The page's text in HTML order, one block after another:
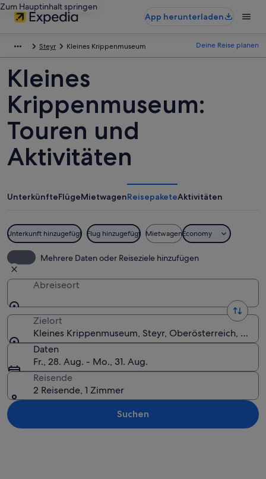
Zum Hauptinhalt springen
App herunterladen
Steyr Kleines Krippenmuseum Deine Reise planen
Kleines
Krippenmuseum:
Touren und
Aktivitäten
UnterkünfteFlügeMietwagenReisepaketeAktivitäten
Unterkunft hinzugefügt Flug hinzugefügt MietwagenEconomy
Mehrere Daten oder Reiseziele hinzufügen
Abreiseort
Zielort
Kleines Krippenmuseum, Steyr, Oberösterreich,
Daten
Fr., 28. Aug. - Mo., 31. Aug.
Reisende
2 Reisende, 1 Zimmer
Suchen